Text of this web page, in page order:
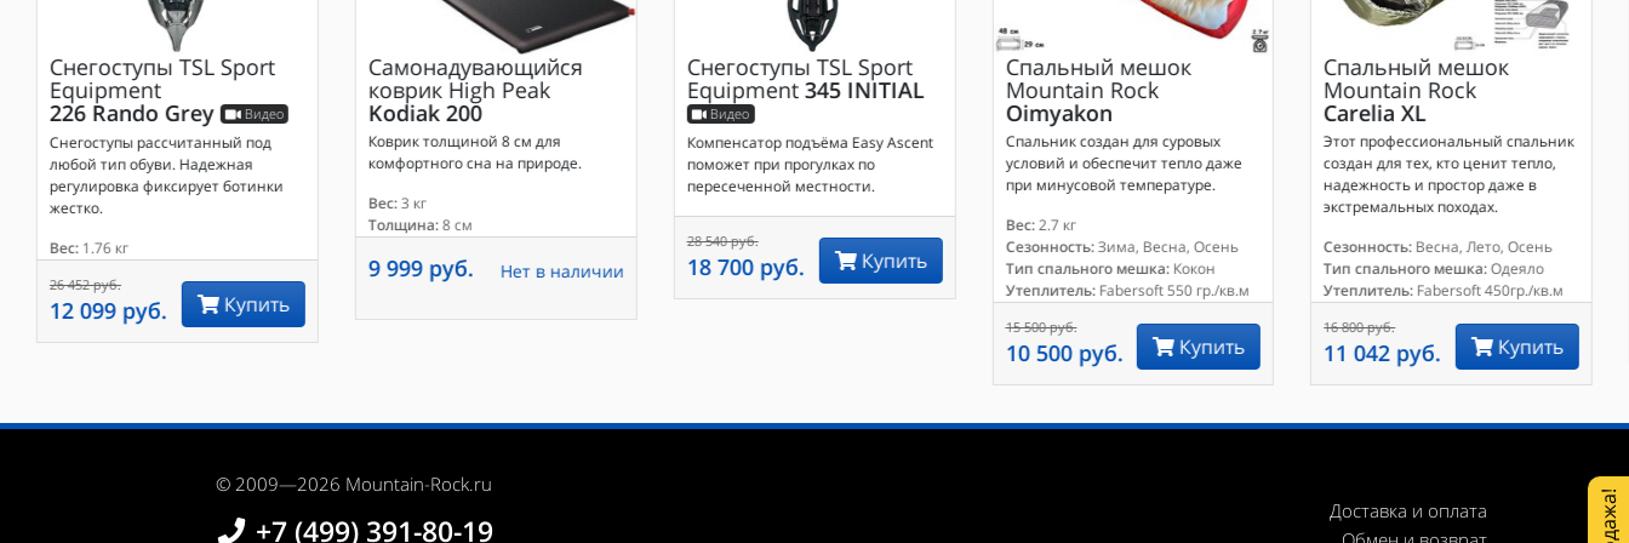
Снегоступы TSL Sport
Equipment
226 Rando Grey Видео
Снегоступы рассчитанный под
любой тип обуви. Надежная
регулировка фиксирует ботинки
жестко.
Вес:1.76 кг
26 452 руб.
12 099 руб. Купить
Самонадувающийся
коврик High Peak
Kodiak 200
Коврик толщиной 8 см для
комфортного сна на природе.
Вес:3 кг
Толщина:8 см
9 999 руб. Нет в наличии
Снегоступы TSL Sport
Equipment 345 INITIAL
Видео
Компенсатор подъёма Easy Ascent
поможет при прогулках по
пересеченной местности.
28 540 руб.
18 700 руб. Купить
Спальный мешок
Mountain Rock
Oimyakon
Спальник создан для суровых
условий и обеспечит тепло даже
при минусовой температуре.
Вес:2.7 кг
Сезонность:Зима, Весна, Осень
Тип спального мешка:Кокон
Утеплитель:Fabersoft 550 гр./кв.м
15 500 руб.
10 500 руб. Купить
Спальный мешок
Mountain Rock
Carelia XL
Этот профессиональный спальник
создан для тех, кто ценит тепло,
надежность и простор даже в
экстремальных походах.
Сезонность:Весна, Лето, Осень
Тип спального мешка:Одеяло
Утеплитель:Fabersoft 450гр./кв.м
16 800 руб.
11 042 руб. Купить
© 2009—2026 Mountain-Rock.ru
+7 (499) 391-80-19
Доставка и оплата